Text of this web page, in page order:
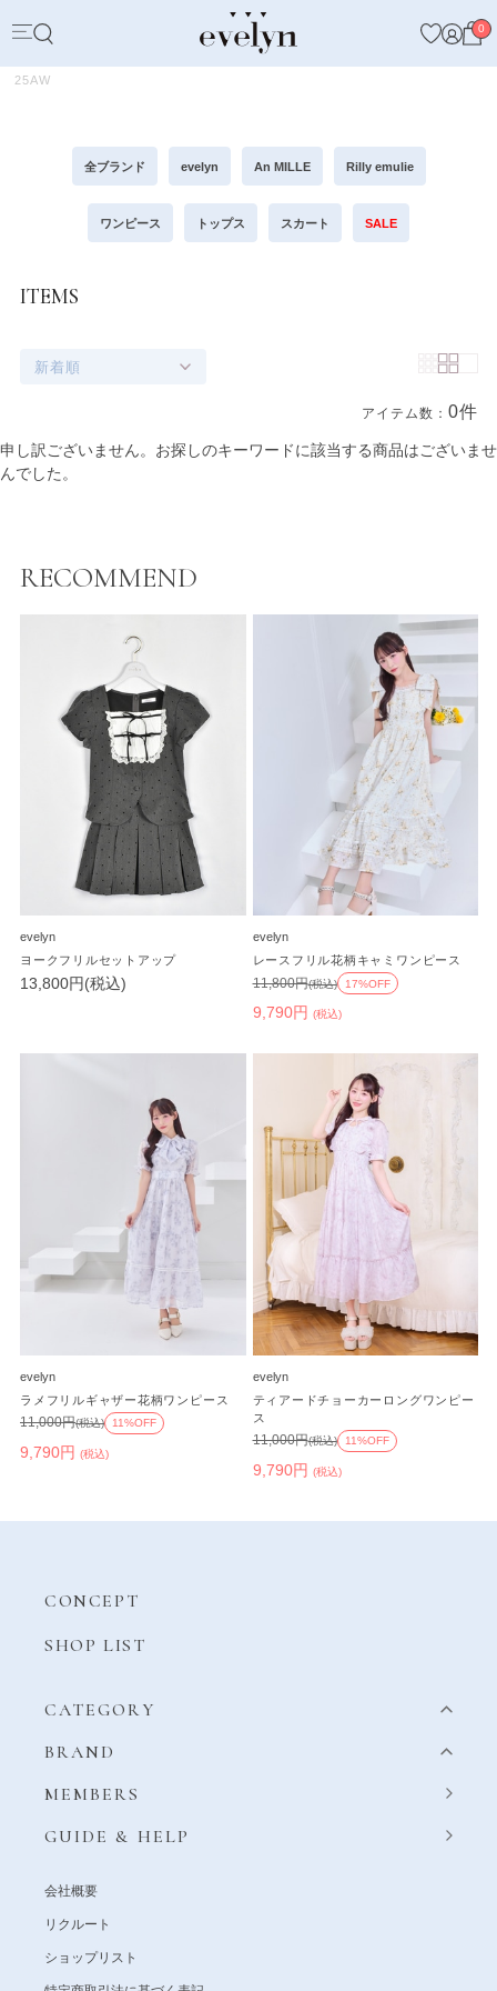
0
25AW
全ブランド evelyn An MILLE Rilly emulie
ワンピース トップス スカート SALE
ITEMS
新着順
アイテム数：0件
商品一覧
申し訳ございません。お探しのキーワードに該当する商品はございませ
んでした。
RECOMMEND
evelyn
ヨークフリルセットアップ
13,800円(税込)
evelyn
レースフリル花柄キャミワンピース
9,790円 (税込)
11,800円(税込) 17%OFF
evelyn
ラメフリルギャザー花柄ワンピース
9,790円 (税込)
11,000円(税込) 11%OFF
evelyn
ティアードチョーカーロングワンピー
ス
9,790円 (税込)
11,000円(税込) 11%OFF
CONCEPT
SHOP LIST
CATEGORY
BRAND
MEMBERS
GUIDE & HELP
会社概要
リクルート
ショップリスト